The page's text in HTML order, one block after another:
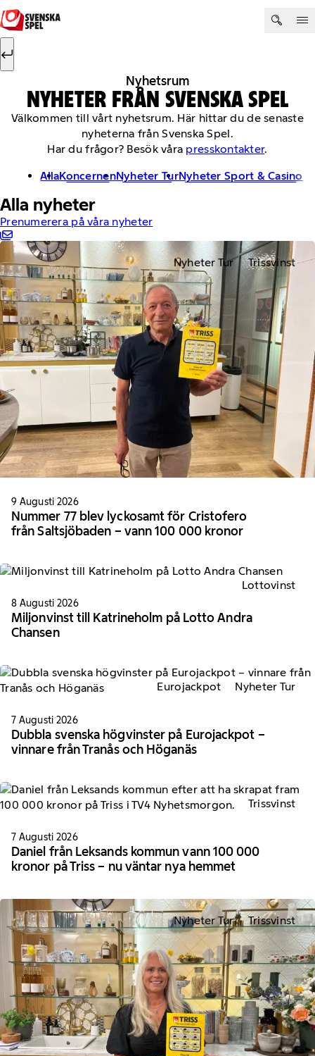
Hoppa till innehåll
Sök efter:
Nyhetsrum
NYHETER FRÅN SVENSKA SPEL
Välkommen till vårt nyhetsrum. Här hittar du de senaste
nyheterna från Svenska Spel.
Har du frågor? Besök våra presskontakter.
AllaKoncernenNyheter TurNyheter Sport & Casino
Alla nyheter
Prenumerera på våra nyheter
Nyheter Tur Trissvinst
9 Augusti 2026
Nummer 77 blev lyckosamt för Cristofero
från Saltsjöbaden – vann 100 000 kronor
Lottovinst
8 Augusti 2026
Miljonvinst till Katrineholm på Lotto Andra
Chansen
Eurojackpot Nyheter Tur
7 Augusti 2026
Dubbla svenska högvinster på Eurojackpot –
vinnare från Tranås och Höganäs
Trissvinst
7 Augusti 2026
Daniel från Leksands kommun vann 100 000
kronor på Triss – nu väntar nya hemmet
Nyheter Tur Trissvinst